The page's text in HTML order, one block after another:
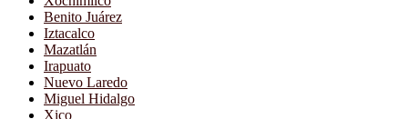
Benito Juárez
Iztacalco
Mazatlán
Irapuato
Nuevo Laredo
Miguel Hidalgo
Xico